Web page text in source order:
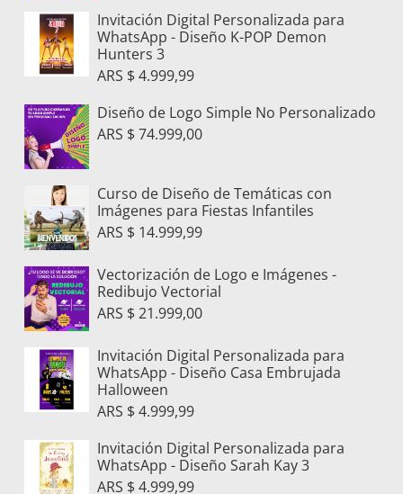
Invitación Digital Personalizada para
WhatsApp - Diseño K-POP Demon
Hunters 3
ARS $4.999,99
Diseño de Logo Simple No Personalizado
ARS $74.999,00
Curso de Diseño de Temáticas con
Imágenes para Fiestas Infantiles
ARS $ 14.999,99
Vectorización de Logo e Imágenes -
Redibujo Vectorial
ARS $21.999,00
Invitación Digital Personalizada para
WhatsApp - Diseño Casa Embrujada
Halloween
ARS $4.999,99
Invitación Digital Personalizada para
WhatsApp - Diseño Sarah Kay 3
ARS $4.999,99